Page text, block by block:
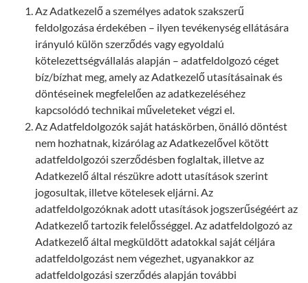
Az Adatkezelő a személyes adatok szakszerű
feldolgozása érdekében – ilyen tevékenység ellátására
irányuló külön szerződés vagy egyoldalú
kötelezettségvállalás alapján – adatfeldolgozó céget
bíz/bízhat meg, amely az Adatkezelő utasításainak és
döntéseinek megfelelően az adatkezeléséhez
kapcsolódó technikai műveleteket végzi el.
Az Adatfeldolgozók saját hatáskörben, önálló döntést
nem hozhatnak, kizárólag az Adatkezelővel kötött
adatfeldolgozói szerződésben foglaltak, illetve az
Adatkezelő által részükre adott utasítások szerint
jogosultak, illetve kötelesek eljárni. Az
adatfeldolgozóknak adott utasítások jogszerűségéért az
Adatkezelő tartozik felelősséggel. Az adatfeldolgozó az
Adatkezelő által megküldött adatokkal saját céljára
adatfeldolgozást nem végezhet, ugyanakkor az
adatfeldolgozási szerződés alapján további